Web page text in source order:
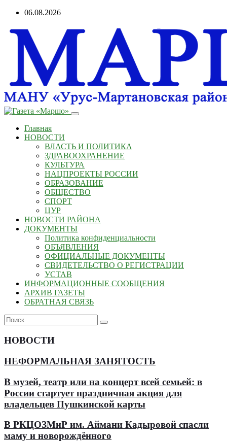
06.08.2026
Главная
НОВОСТИ
ВЛАСТЬ И ПОЛИТИКА
ЗДРАВООХРАНЕНИЕ
КУЛЬТУРА
НАЦПРОЕКТЫ РОССИИ
ОБРАЗОВАНИЕ
ОБЩЕСТВО
СПОРТ
ЦУР
НОВОСТИ РАЙОНА
ДОКУМЕНТЫ
Политика конфиденциальности
ОБЪЯВЛЕНИЯ
ОФИЦИАЛЬНЫЕ ДОКУМЕНТЫ
СВИДЕТЕЛЬСТВО О РЕГИСТРАЦИИ
УСТАВ
ИНФОРМАЦИОННЫЕ СООБЩЕНИЯ
АРХИВ ГАЗЕТЫ
ОБРАТНАЯ СВЯЗЬ
НОВОСТИ
НЕФОРМАЛЬНАЯ ЗАНЯТОСТЬ
В музей, театр или на концерт всей семьей: в
России стартует праздничная акция для
владельцев Пушкинской карты
В РКЦОЗМиР им. Аймани Кадыровой спасли
маму и новорождённого